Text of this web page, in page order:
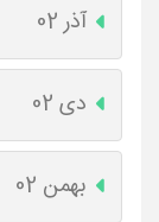
آذر 02
دی 02
بهمن 02